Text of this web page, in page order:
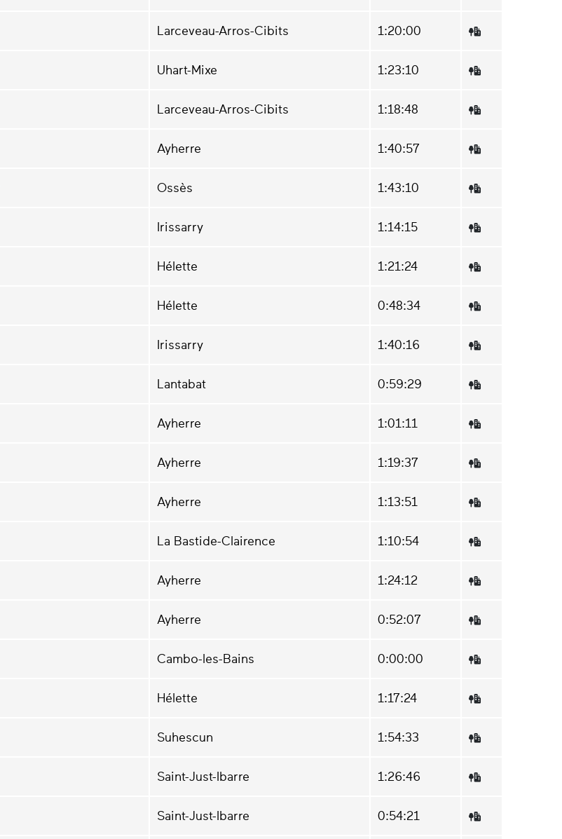
Larceveau-Arros-Cibits 1:20:00
Uhart-Mixe 1:23:10
Larceveau-Arros-Cibits 1:18:48
Ayherre 1:40:57
Ossès 1:43:10
Irissarry 1:14:15
Hélette 1:21:24
Hélette 0:48:34
Irissarry 1:40:16
Lantabat 0:59:29
Ayherre 1:01:11
Ayherre 1:19:37
Ayherre 1:13:51
La Bastide-Clairence 1:10:54
Ayherre 1:24:12
Ayherre 0:52:07
Cambo-les-Bains 0:00:00
Hélette 1:17:24
Suhescun 1:54:33
Saint-Just-Ibarre 1:26:46
Saint-Just-Ibarre 0:54:21